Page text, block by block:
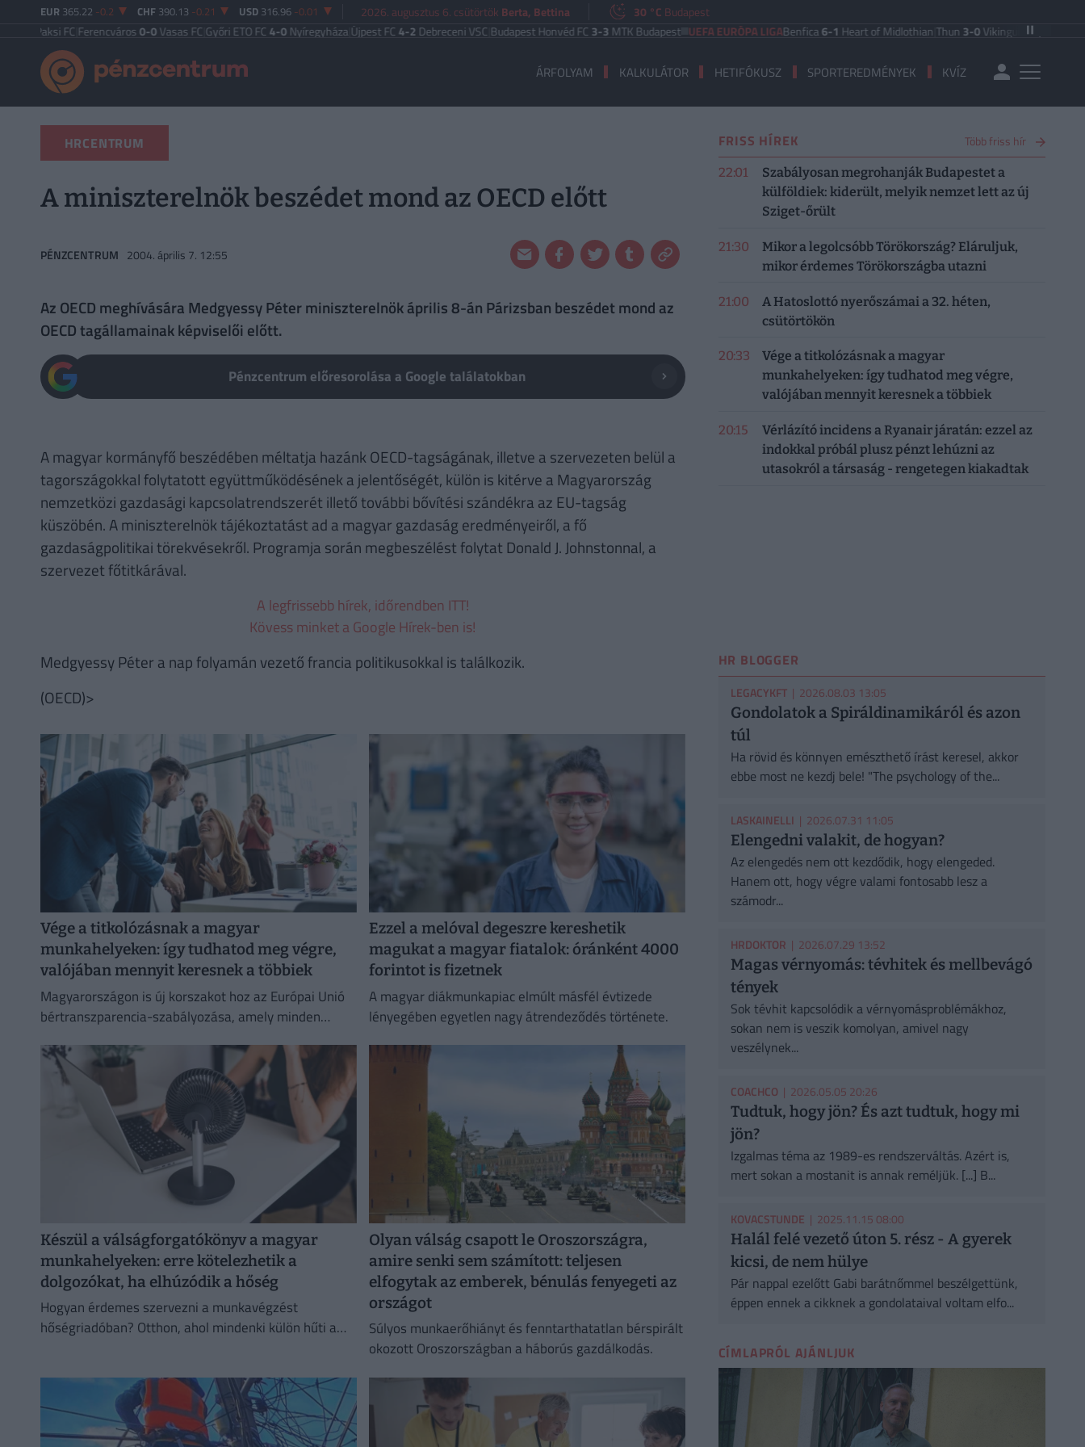
EUR 365.22 -0.2 CHF 390.13 -0.21 USD 316.96 -0.01 2026. augusztus 6. csütörtök Berta, Bettina 30 °C Budapest
Ferencváros0-0Vasas FC|Győri ETO FC4-0Nyíregyháza|Újpest FC4-2Debreceni VSC|Budapest Honvéd FC3-3MTK Budapest UEFA EURÓPA LIGABenfica6-1Heart of Midlothian|Thun3-0Vikingur Reykjavik|PAOK
ÁRFOLYAM KALKULÁTOR HETIFÓKUSZ SPORTEREDMÉNYEK KVÍZ
HRCENTRUM
A miniszterelnök beszédet mond az OECD előtt
PÉNZCENTRUM 2004. április 7. 12:55
Az OECD meghívására Medgyessy Péter miniszterelnök április 8-án Párizsban beszédet mond az
OECD tagállamainak képviselői előtt.
Pénzcentrum előresorolása a Google találatokban
A magyar kormányfő beszédében méltatja hazánk OECD-tagságának, illetve a szervezeten belül a
tagországokkal folytatott együttműködésének a jelentőségét, külön is kitérve a Magyarország
nemzetközi gazdasági kapcsolatrendszerét illető további bővítési szándékra az EU-tagság
küszöbén. A miniszterelnök tájékoztatást ad a magyar gazdaság eredményeiről, a fő
gazdaságpolitikai törekvésekről. Programja során megbeszélést folytat Donald J. Johnstonnal, a
szervezet főtitkárával.
A legfrissebb hírek, időrendben ITT!
Kövess minket a Google Hírek-ben is!
Medgyessy Péter a nap folyamán vezető francia politikusokkal is találkozik.
(OECD)>
Vége a titkolózásnak a magyar
munkahelyeken: így tudhatod meg végre,
valójában mennyit keresnek a többiek
Magyarországon is új korszakot hoz az Európai Unió
bértranszparencia-szabályozása, amely minden
Ezzel a melóval degeszre kereshetik
magukat a magyar fiatalok: óránként 4000
forintot is fizetnek
A magyar diákmunkapiac elmúlt másfél évtizede
lényegében egyetlen nagy átrendeződés története.
Készül a válságforgatókönyv a magyar
munkahelyeken: erre kötelezhetik a
dolgozókat, ha elhúzódik a hőség
Hogyan érdemes szervezni a munkavégzést
hőségriadóban? Otthon, ahol mindenki külön hűti a
Olyan válság csapott le Oroszországra,
amire senki sem számított: teljesen
elfogytak az emberek, bénulás fenyegeti az
országot
Súlyos munkaerőhiányt és fenntarthatatlan bérspirált
okozott Oroszországban a háborús gazdálkodás.
FRISS HÍREK Több friss hír
22:01
Szabályosan megrohanják Budapestet a
külföldiek: kiderült, melyik nemzet lett az új
Sziget-őrült
21:30
Mikor a legolcsóbb Törökország? Eláruljuk,
mikor érdemes Törökországba utazni
21:00
A Hatoslottó nyerőszámai a 32. héten,
csütörtökön
20:33
Vége a titkolózásnak a magyar
munkahelyeken: így tudhatod meg végre,
valójában mennyit keresnek a többiek
20:15
Vérlázító incidens a Ryanair járatán: ezzel az
indokkal próbál plusz pénzt lehúzni az
utasokról a társaság - rengetegen kiakadtak
HR BLOGGER
LEGACYKFT| 2026.08.03 13:05
Gondolatok a Spiráldinamikáról és azon
túl
Ha rövid és könnyen emészthető írást keresel, akkor
ebbe most ne kezdj bele! "The psychology of the...
LASKAINELLI | 2026.07.31 11:05
Elengedni valakit, de hogyan?
Az elengedés nem ott kezdődik, hogy elengeded.
Hanem ott, hogy végre valami fontosabb lesz a
számodr...
HRDOKTOR | 2026.07.29 13:52
Magas vérnyomás: tévhitek és mellbevágó
tények
Sok tévhit kapcsolódik a vérnyomásproblémákhoz,
sokan nem is veszik komolyan, amivel nagy
veszélynek...
COACHCO | 2026.05.05 20:26
Tudtuk, hogy jön? És azt tudtuk, hogy mi
jön?
Izgalmas téma az 1989-es rendszerváltás. Azért is,
mert sokan a mostanit is annak reméljük. [...] B...
KOVACSTUNDE | 2025.11.15 08:00
Halál felé vezető úton 5. rész - A gyerek
kicsi, de nem hülye
Pár nappal ezelőtt Gabi barátnőmmel beszélgettünk,
éppen ennek a cikknek a gondolataival voltam elfo...
CÍMLAPRÓL AJÁNLJUK